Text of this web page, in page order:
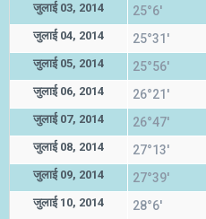
जुलाई 03, 2014 25°6'
जुलाई 04, 2014 25°31'
जुलाई 05, 2014 25°56'
जुलाई 06, 2014 26°21'
जुलाई 07, 2014 26°47'
जुलाई 08, 2014 27°13'
जुलाई 09, 2014 27°39'
जुलाई 10, 2014 28°6'